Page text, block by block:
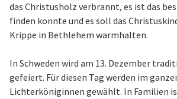
das Christusholz verbrannt, es ist das
finden konnte und es soll das
Krippe in Bethlehem warmhalten.
In Schweden wird am 13. Dezember
gefeiert. Für diesen Tag werden im
Lichterköniginnen gewählt. In Familien